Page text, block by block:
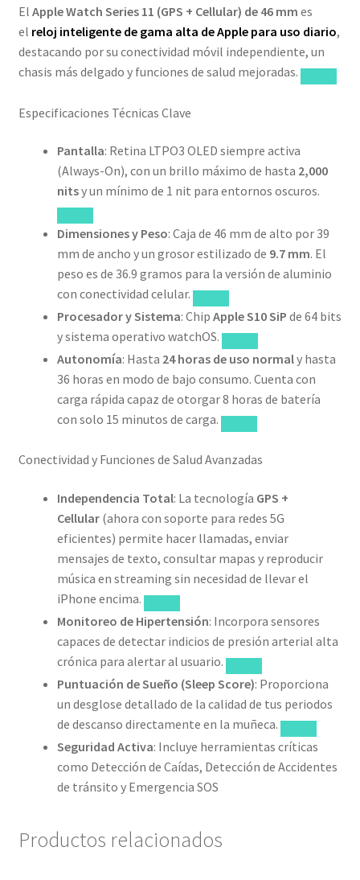
El Apple Watch Series 11 (GPS + Cellular) de 46 mm es
el reloj inteligente de gama alta de Apple para uso diario,
destacando por su conectividad móvil independiente, un
chasis más delgado y funciones de salud mejoradas.
Especificaciones Técnicas Clave
Pantalla: Retina LTPO3 OLED siempre activa
(Always-On), con un brillo máximo de hasta 2,000
nitsy un mínimo de 1 nit para entornos oscuros.
Dimensiones y Peso: Caja de 46 mm de alto por 39
mm de ancho y un grosor estilizado de 9.7 mm. El
peso es de 36.9 gramos para la versión de aluminio
con conectividad celular.
Procesador y Sistema: Chip Apple S10 SiP de 64 bits
y sistema operativo watchOS.
Autonomía: Hasta 24 horas de uso normaly hasta
36 horas en modo de bajo consumo. Cuenta con
carga rápida capaz de otorgar 8 horas de batería
con solo 15 minutos de carga.
Conectividad y Funciones de Salud Avanzadas
Independencia Total: La tecnología GPS +
Cellular(ahora con soporte para redes 5G
eficientes) permite hacer llamadas, enviar
mensajes de texto, consultar mapas y reproducir
música en streaming sin necesidad de llevar el
iPhone encima.
Monitoreo de Hipertensión: Incorpora sensores
capaces de detectar indicios de presión arterial alta
crónica para alertar al usuario.
Puntuación de Sueño (Sleep Score): Proporciona
un desglose detallado de la calidad de tus periodos
de descanso directamente en la muñeca.
Seguridad Activa: Incluye herramientas críticas
como Detección de Caídas, Detección de Accidentes
de tránsito y Emergencia SOS
Productos relacionados